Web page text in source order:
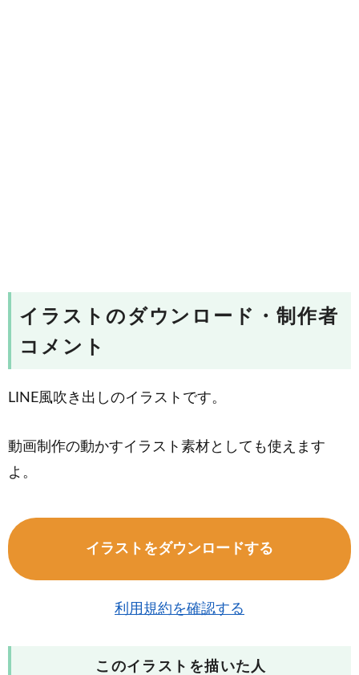
イラストのダウンロード・制作者
コメント
LINE風吹き出しのイラストです。
動画制作の動かすイラスト素材としても使えます
よ。
イラストをダウンロードする
利用規約を確認する
このイラストを描いた人